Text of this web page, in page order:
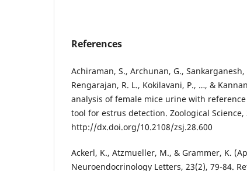
References
Achiraman, S., Archunan, G., Sankarganesh,
Rengarajan, R. L., Kokilavani, P., …, &
analysis of female mice urine with
tool for estrus detection. Zoological Science,
http://dx.doi.org/10.2108/zsj.28.600
Ackerl, K., Atzmueller, M., & Grammer, K.
Neuroendocrinology Letters, 23(2), 79-84.